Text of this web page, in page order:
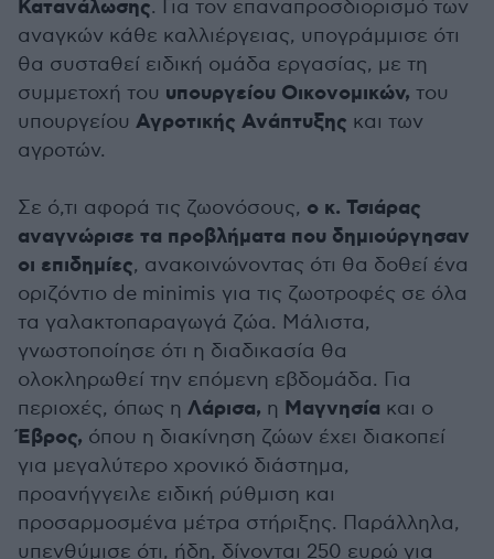
Κατανάλωσης. Για τον επαναπροσδιορισμό των
αναγκών κάθε καλλιέργειας, υπογράμμισε ότι
θα συσταθεί ειδική ομάδα εργασίας, με τη
συμμετοχή του υπουργείου Οικονομικών, του
υπουργείου Αγροτικής Ανάπτυξης και των
αγροτών.
Σε ό,τι αφορά τις ζωονόσους, ο κ. Τσιάρας
αναγνώρισε τα προβλήματα που δημιούργησαν
οι επιδημίες, ανακοινώνοντας ότι θα δοθεί ένα
οριζόντιο de minimis για τις ζωοτροφές σε όλα
τα γαλακτοπαραγωγά ζώα. Μάλιστα,
γνωστοποίησε ότι η διαδικασία θα
ολοκληρωθεί την επόμενη εβδομάδα. Για
περιοχές, όπως η Λάρισα, η Μαγνησία και ο
Έβρος, όπου η διακίνηση ζώων έχει διακοπεί
για μεγαλύτερο χρονικό διάστημα,
προανήγγειλε ειδική ρύθμιση και
προσαρμοσμένα μέτρα στήριξης. Παράλληλα,
υπενθύμισε ότι, ήδη, δίνονται 250 ευρώ για